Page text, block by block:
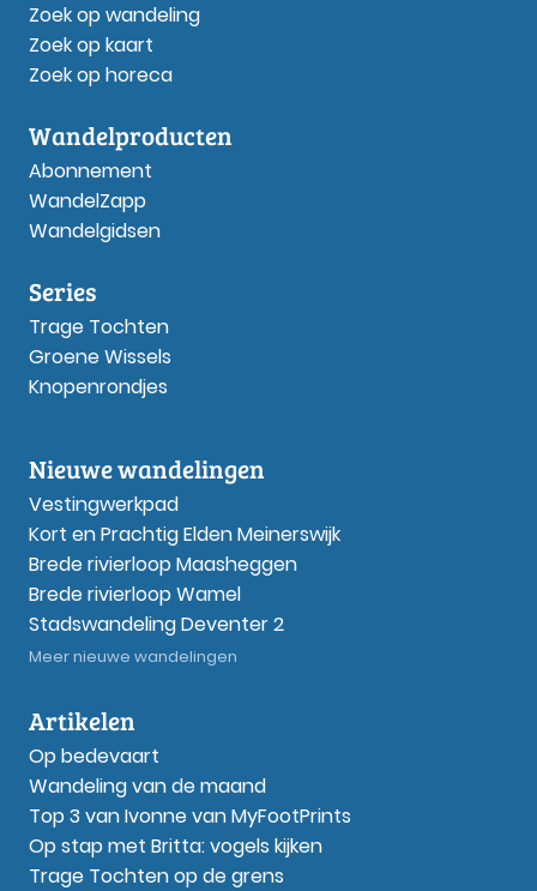
Zoek op wandeling
Zoek op kaart
Zoek op horeca
Wandelproducten
Abonnement
WandelZapp
Wandelgidsen
Series
Trage Tochten
Groene Wissels
Knopenrondjes
Nieuwe wandelingen
Vestingwerkpad
Kort en Prachtig Elden Meinerswijk
Brede rivierloop Maasheggen
Brede rivierloop Wamel
Stadswandeling Deventer 2
Meer nieuwe wandelingen
Artikelen
Op bedevaart
Wandeling van de maand
Top 3 van Ivonne van MyFootPrints
Op stap met Britta: vogels kijken
Trage Tochten op de grens